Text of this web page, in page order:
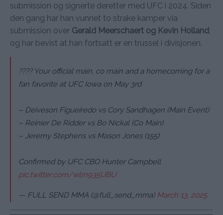
submission og signerte deretter med UFC i 2024. Siden
den gang har han vunnet to strake kamper via
submission over Gerald Meerschaert og Kevin Holland,
og har bevist at han fortsatt er en trussel i divisjonen.
???? Your official main, co main and a homecoming for a
fan favorite at UFC Iowa on May 3rd
– Deiveson Figueiredo vs Cory Sandhagen (Main Event)
– Reinier De Ridder vs Bo Nickal (Co Main)
– Jeremy Stephens vs Mason Jones (155)
Confirmed by UFC CBO Hunter Campbell
pic.twitter.com/wlrn935UBU
— FULL SEND MMA (@full_send_mma) March 13, 2025